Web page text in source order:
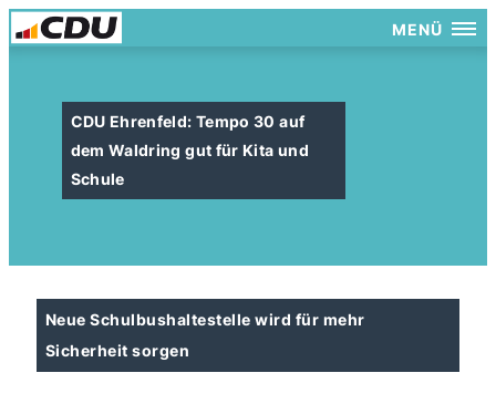
MENÜ
CDU Ehrenfeld: Tempo 30 auf
dem Waldring gut für Kita und
Schule
Neue Schulbushaltestelle wird für mehr
Sicherheit sorgen